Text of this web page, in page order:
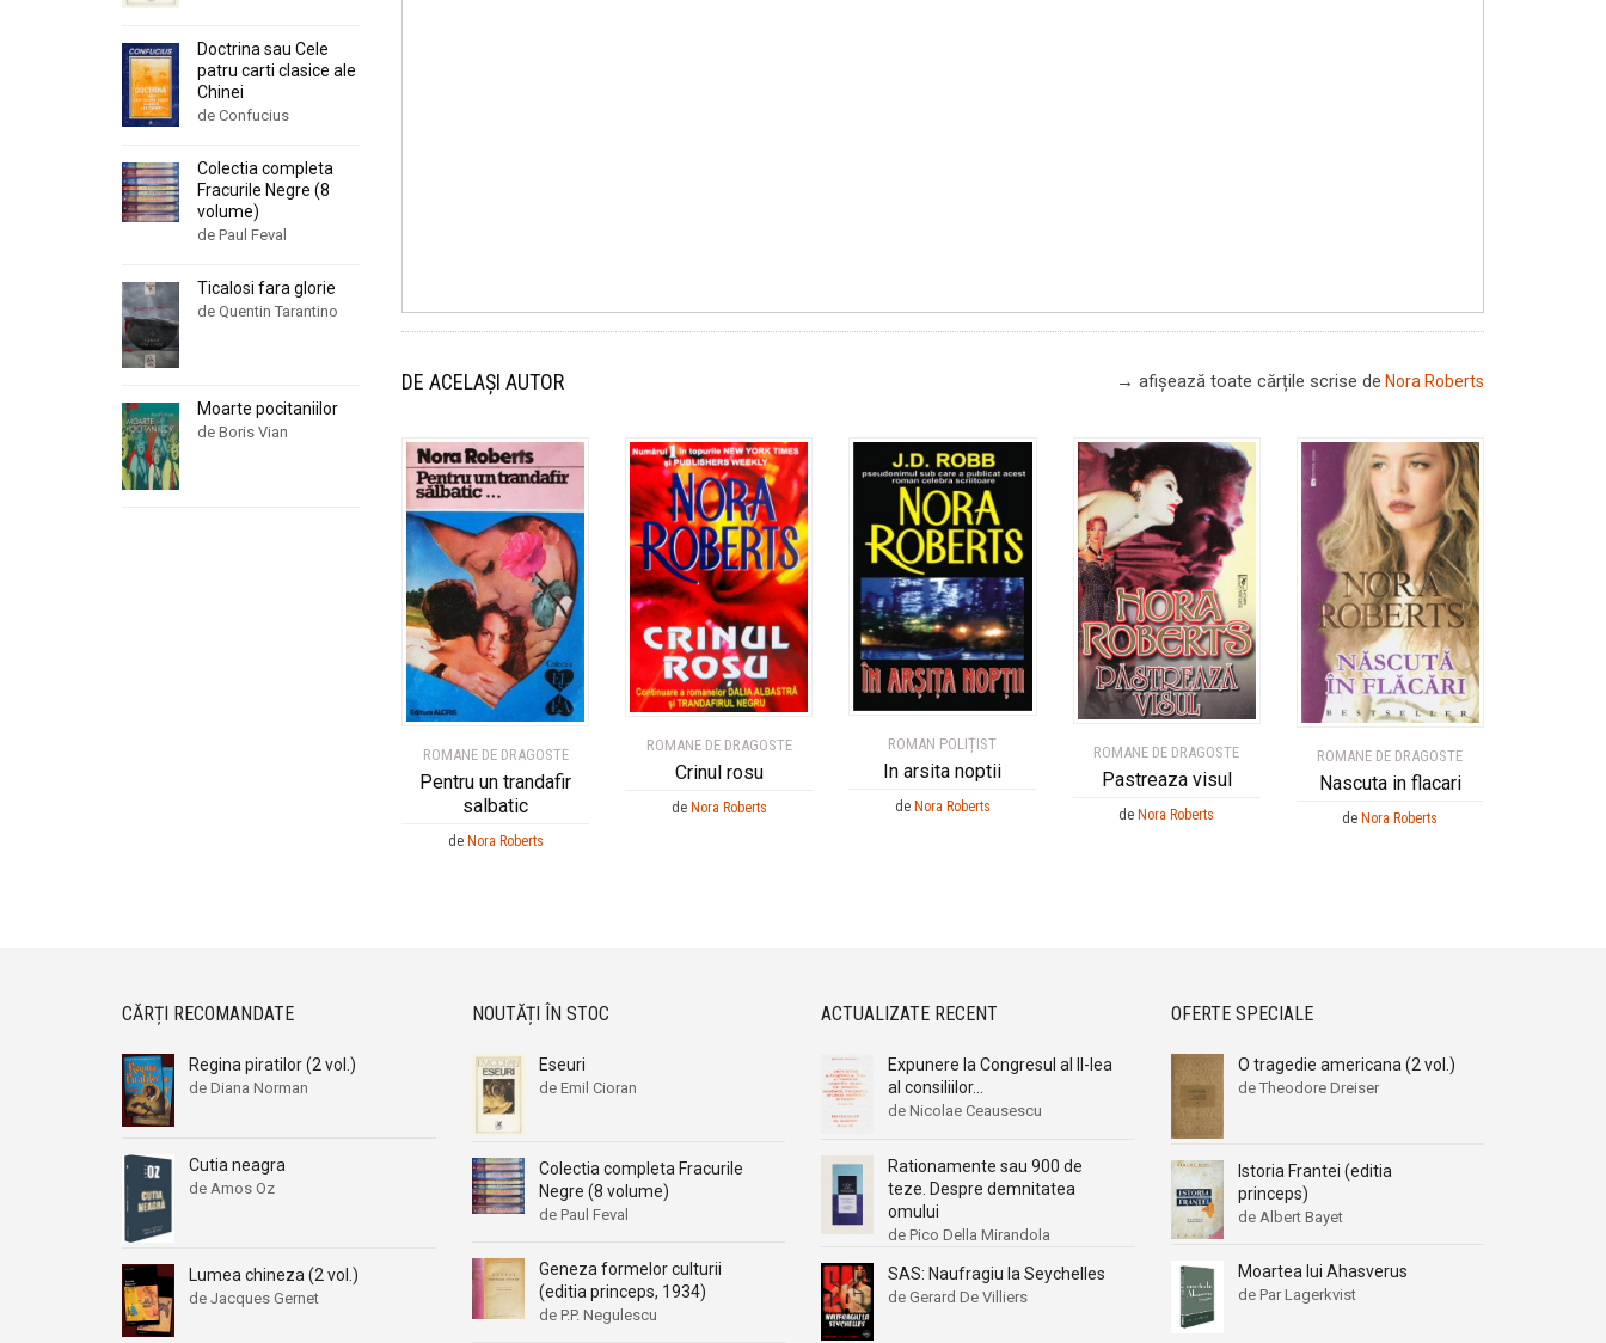
DE ACELAȘI AUTOR → afișează toate cărțile scrise de Nora Roberts
ROMANE DE DRAGOSTE
Pentru un trandafir
salbatic
de Nora Roberts
ROMANE DE DRAGOSTE
Crinul rosu
de Nora Roberts
ROMAN POLIȚIST
In arsita noptii
de Nora Roberts
ROMANE DE DRAGOSTE
Pastreaza visul
de Nora Roberts
ROMANE DE DRAGOSTE
Nascuta in flacari
de Nora Roberts
Doctrina sau Cele
patru carti clasice ale
Chinei
de Confucius
Colectia completa
Fracurile Negre (8
volume)
de Paul Feval
Ticalosi fara glorie
de Quentin Tarantino
Moarte pocitaniilor
de Boris Vian
CĂRȚI RECOMANDATE
Regina piratilor (2 vol.)
de Diana Norman
Cutia neagra
de Amos Oz
Lumea chineza (2 vol.)
de Jacques Gernet
NOUTĂȚI ÎN STOC
Eseuri
de Emil Cioran
Colectia completa Fracurile
Negre (8 volume)
de Paul Feval
Geneza formelor culturii
(editia princeps, 1934)
de P.P. Negulescu
ACTUALIZATE RECENT
Expunere la Congresul al II-lea
al consiliilor...
de Nicolae Ceausescu
Rationamente sau 900 de
teze. Despre demnitatea
omului
de Pico Della Mirandola
SAS: Naufragiu la Seychelles
de Gerard De Villiers
OFERTE SPECIALE
O tragedie americana (2 vol.)
de Theodore Dreiser
Istoria Frantei (editia
princeps)
de Albert Bayet
Moartea lui Ahasverus
de Par Lagerkvist